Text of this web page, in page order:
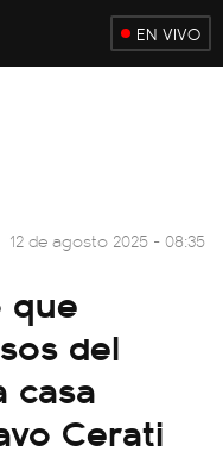
EN VIVO
12 de agosto 2025 - 08:35
que
del
casa
Cerati